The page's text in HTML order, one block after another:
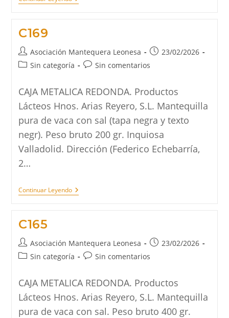
C169
Autor
de
Asociación Mantequera Leonesa
Publicación
de
23/02/2026
Categoría
la
entrada:
Sin categoría
Comentarios
la
entrada:
Sin comentarios
CAJA METALICA REDONDA. Productos
Lácteos Hnos. Arias Reyero, S.L. Mantequilla
pura de vaca con sal (tapa negra y texto
negr). Peso bruto 200 gr. Inquiosa
Valladolid. Dirección (Federico Echebarría,
2…
Continuar LeyendoC169
C165
Autor
de
Asociación Mantequera Leonesa
Publicación
de
23/02/2026
Categoría
la
entrada:
Sin categoría
Comentarios
la
entrada:
Sin comentarios
CAJA METALICA REDONDA. Productos
Lácteos Hnos. Arias Reyero, S.L. Mantequilla
pura de vaca con sal. Peso bruto 400 gr.